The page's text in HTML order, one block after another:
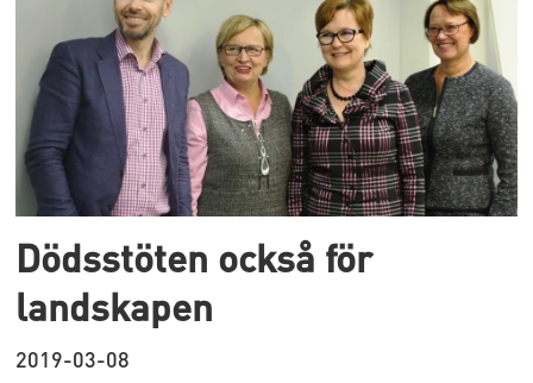
Dödsstöten också för
landskapen
2019-03-08